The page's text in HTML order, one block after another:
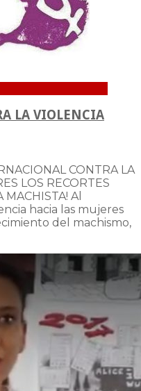
LA VIOLENCIA
CONTRA LA
LOS RECORTES
MACHISTA! Al
hacia las mujeres
del machismo,